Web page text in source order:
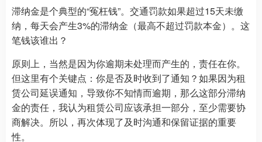
滞纳金是个典型的“冤枉钱”。交通罚款如果超过15天未缴
纳，每天会产生3%的滞纳金（最高不超过罚款本金）。这
笔钱该谁出？
原则上，当然是因为你逾期未处理而产生的，责任在你。
但这里有个关键点：你是否及时收到了通知？如果因为租
赁公司延误通知，导致你不知情而逾期，那么这部分滞纳
金的责任，我认为租赁公司应该承担一部分，至少需要协
商解决。所以，再次体现了及时沟通和保留证据的重要
性。